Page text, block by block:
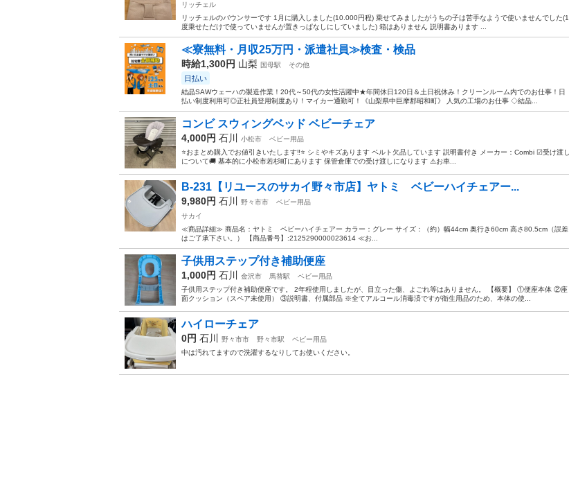
リッチェル
リッチェルのバウンサーです 1月に購入しました(10.000円程) 乗せてみましたがうちの子は苦手なようで使いませんでした(1
度乗せただけで使っていませんが置きっぱなしにしていました) 箱はありません 説明書あります ...
≪寮無料・月収25万円・派遣社員≫検査・検品
時給1,300円 山梨 国母駅 その他
日払い
結晶SAWウェーハの製造作業！20代～50代の女性活躍中★年間休日120日＆土日祝休み！クリーンルーム内でのお仕事！日
払い制度利用可◎正社員登用制度あり！マイカー通勤可！《山梨県中巨摩郡昭和町》 人気の工場のお仕事 ◇結晶...
コンビ スウィングベッド ベビーチェア
4,000円 石川 小松市
ベビー用品
⭐️おまとめ購入でお値引きいたします‼︎⭐️ シミやキズあります ベルト欠品しています 説明書付き メーカー：Combi ☑︎受け渡し
について🚚 基本的に小松市若杉町にあります 保管倉庫での受け渡しになります ⚠️お車...
B-231【リユースのサカイ野々市店】ヤトミ ベビーハイチェアー...
9,980円 石川 野々市市
ベビー用品
サカイ
≪商品詳細≫ 商品名：ヤトミ ベビーハイチェアー カラー：グレー サイズ：（約）幅44cm 奥行き60cm 高さ80.5cm（誤差
はご了承下さい。） 【商品番号】:2125290000023614 ≪お...
子供用ステップ付き補助便座
1,000円 石川 金沢市 馬替駅
ベビー用品
子供用ステップ付き補助便座です。 2年程使用しましたが、目立った傷、よごれ等はありません。 【概要】 ①便座本体 ②座
面クッション（スペア未使用） ③説明書、付属部品 ※全てアルコール消毒済ですが衛生用品のため、本体の使...
ハイローチェア
0円 石川 野々市市 野々市駅
ベビー用品
中は汚れてますので洗濯するなりしてお使いください。